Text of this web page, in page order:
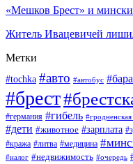
«Мешков Брест» и
Житель Ивацевичей
Метки
#tochka #авто #автобус
#брест
#германия #гибель
#дети #животное #зарплата
#кража #литва #медицина
#налог #недвижимость #очередь